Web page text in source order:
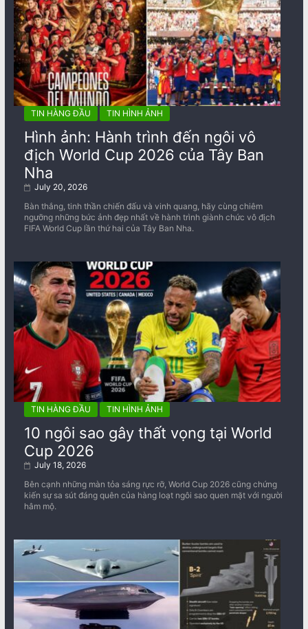
TIN HÀNG ĐẦU TIN HÌNH ẢNH
Hình ảnh: Hành trình đến ngôi vô
địch World Cup 2026 của Tây Ban
Nha
July 20, 2026
Bàn thắng, tinh thần chiến đấu và vinh quang, hãy cùng chiêm
ngưỡng những bức ảnh đẹp nhất về ​​hành trình giành chức vô địch
FIFA World Cup lần thứ hai của Tây Ban Nha.
TIN HÀNG ĐẦU TIN HÌNH ẢNH
10 ngôi sao gây thất vọng tại World
Cup 2026
July 18, 2026
Bên cạnh những màn tỏa sáng rực rỡ, World Cup 2026 cũng chứng
kiến sự sa sút đáng quên của hàng loạt ngôi sao quen mặt với người
hâm mộ.